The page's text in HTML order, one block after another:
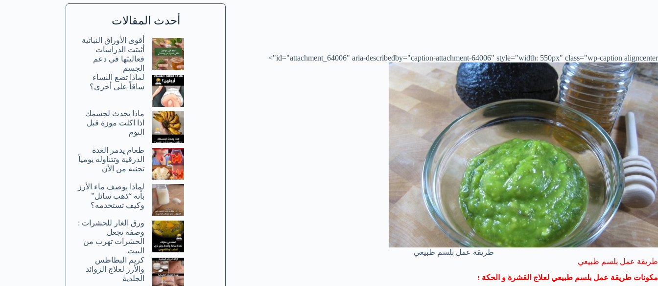
id="attachment_64006" aria-describedby="caption-attachment-64006" style="width: 550px" class="wp-caption aligncenter">
طريقة عمل بلسم طبيعي
طريقة عمل بلسم طبيعي
مكونات طريقة عمل بلسم طبيعي لعلاج القشرة و الحكة :
أحدث المقالات
أقوى الأوراق النباتية
أثبتت الدراسات
فعاليتها في دعم
الجسم
لماذا تضع النساء
ساقاً على أخرى؟
ماذا يحدث لجسمك
اذا اكلت موزة قبل
النوم
طعام يدمر الغدة
الدرقية وتتناوله يومياً
تجنبه من الأن
لماذا يوصف ماء الأرز
بأنه “ذهب سائل”
وكيف تستخدمه؟
ورق الغار للحشرات :
وصفة تجعل
الحشرات تهرب من
البيت
كريم البطاطس
والأرز لعلاج الزوائد
الجلدية